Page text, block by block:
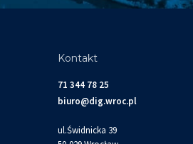
Kontakt
71 344 78 25
biuro@dig.wroc.pl
ul.Świdnicka 39